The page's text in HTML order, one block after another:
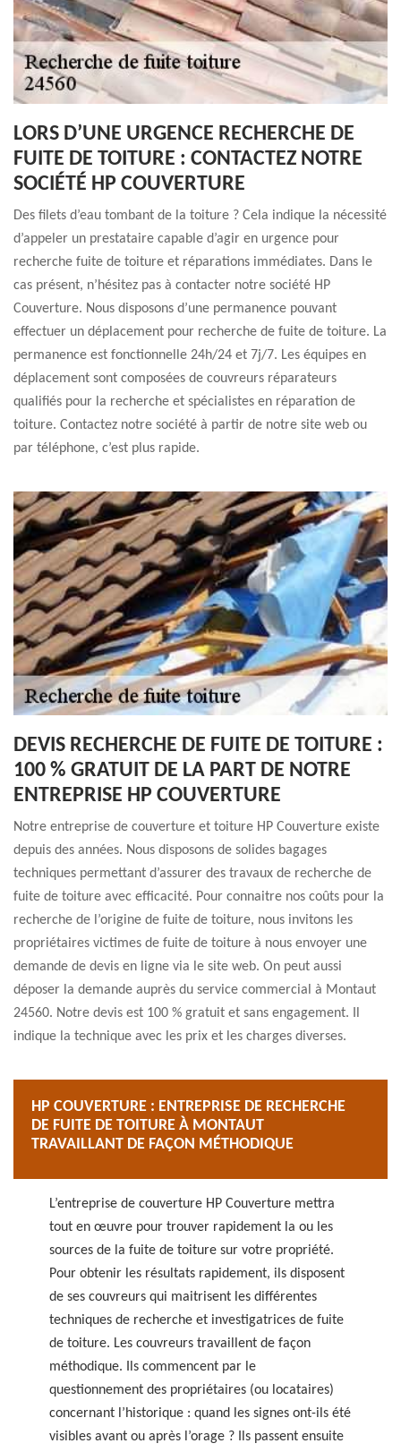
LORS D’UNE URGENCE RECHERCHE DE
FUITE DE TOITURE : CONTACTEZ NOTRE
SOCIÉTÉ HP COUVERTURE
Des filets d’eau tombant de la toiture ? Cela indique la nécessité
d’appeler un prestataire capable d’agir en urgence pour
recherche fuite de toiture et réparations immédiates. Dans le
cas présent, n’hésitez pas à contacter notre société HP
Couverture. Nous disposons d’une permanence pouvant
effectuer un déplacement pour recherche de fuite de toiture. La
permanence est fonctionnelle 24h/24 et 7j/7. Les équipes en
déplacement sont composées de couvreurs réparateurs
qualifiés pour la recherche et spécialistes en réparation de
toiture. Contactez notre société à partir de notre site web ou
par téléphone, c’est plus rapide.
DEVIS RECHERCHE DE FUITE DE TOITURE :
100 % GRATUIT DE LA PART DE NOTRE
ENTREPRISE HP COUVERTURE
Notre entreprise de couverture et toiture HP Couverture existe
depuis des années. Nous disposons de solides bagages
techniques permettant d’assurer des travaux de recherche de
fuite de toiture avec efficacité. Pour connaitre nos coûts pour la
recherche de l’origine de fuite de toiture, nous invitons les
propriétaires victimes de fuite de toiture à nous envoyer une
demande de devis en ligne via le site web. On peut aussi
déposer la demande auprès du service commercial à Montaut
24560. Notre devis est 100 % gratuit et sans engagement. Il
indique la technique avec les prix et les charges diverses.
HP COUVERTURE : ENTREPRISE DE RECHERCHE
DE FUITE DE TOITURE À MONTAUT
TRAVAILLANT DE FAÇON MÉTHODIQUE
L’entreprise de couverture HP Couverture mettra
tout en œuvre pour trouver rapidement la ou les
sources de la fuite de toiture sur votre propriété.
Pour obtenir les résultats rapidement, ils disposent
de ses couvreurs qui maitrisent les différentes
techniques de recherche et investigatrices de fuite
de toiture. Les couvreurs travaillent de façon
méthodique. Ils commencent par le
questionnement des propriétaires (ou locataires)
concernant l’historique : quand les signes ont-ils été
visibles avant ou après l’orage ? Ils passent ensuite